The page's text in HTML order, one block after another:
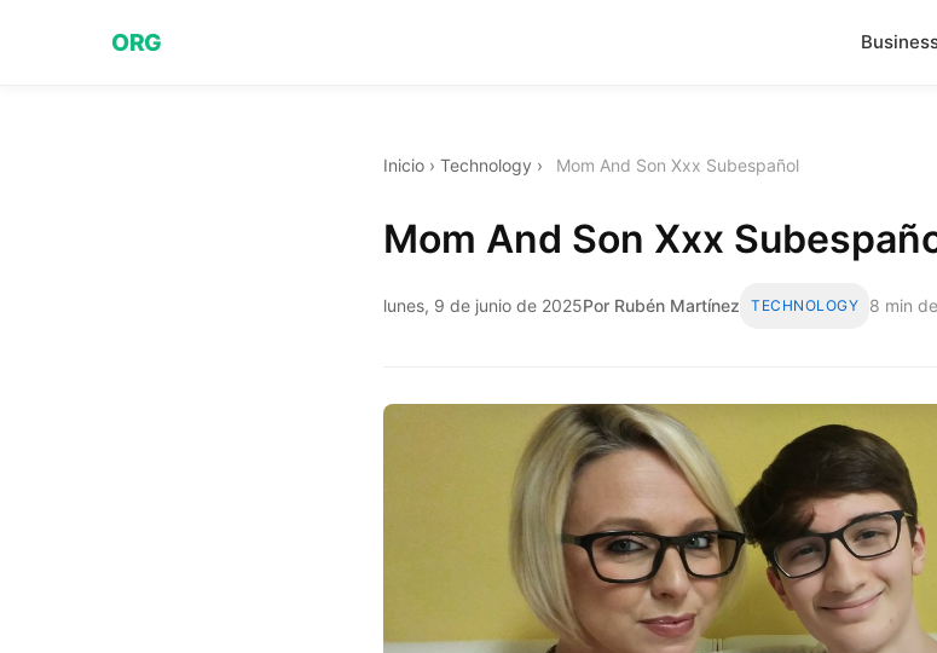
ORG
Inicio › Technology › Mom And Son Xxx Subespañol
Mom And Son Xxx
lunes, 9 de junio de 2025Por Rubén Martínez TECHNOLOGY 8 min